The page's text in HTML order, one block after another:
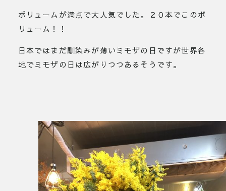
ボリュームが満点で大人気でした。２０本でこのボ
リューム！！
日本ではまだ馴染みが薄いミモザの日ですが世界各
地でミモザの日は広がりつつあるそうです。